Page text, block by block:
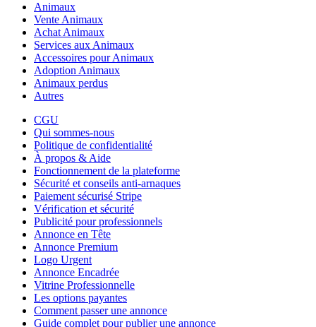
Animaux
Vente Animaux
Achat Animaux
Services aux Animaux
Accessoires pour Animaux
Adoption Animaux
Animaux perdus
Autres
CGU
Qui sommes-nous
Politique de confidentialité
À propos & Aide
Fonctionnement de la plateforme
Sécurité et conseils anti-arnaques
Paiement sécurisé Stripe
Vérification et sécurité
Publicité pour professionnels
Annonce en Tête
Annonce Premium
Logo Urgent
Annonce Encadrée
Vitrine Professionnelle
Les options payantes
Comment passer une annonce
Guide complet pour publier une annonce